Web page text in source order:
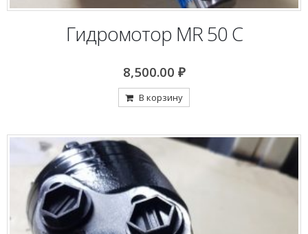
Гидромотор MR 50 C
8,500.00 ₽
В корзину